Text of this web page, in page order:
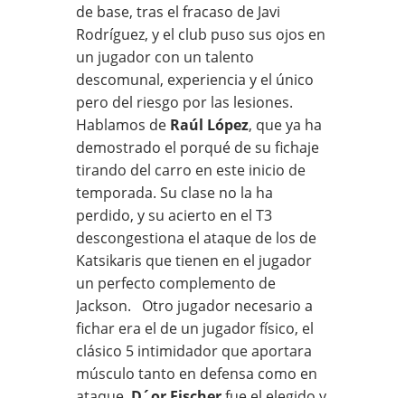
de base, tras el fracaso de Javi
Rodríguez, y el club puso sus ojos en
un jugador con un talento
descomunal, experiencia y el único
pero del riesgo por las lesiones.
Hablamos de Raúl López, que ya ha
demostrado el porqué de su fichaje
tirando del carro en este inicio de
temporada. Su clase no la ha
perdido, y su acierto en el T3
descongestiona el ataque de los de
Katsikaris que tienen en el jugador
un perfecto complemento de
Jackson. Otro jugador necesario a
fichar era el de un jugador físico, el
clásico 5 intimidador que aportara
músculo tanto en defensa como en